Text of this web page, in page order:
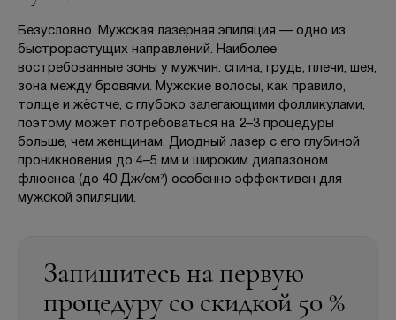
Безусловно. Мужская лазерная эпиляция — одно из
быстрорастущих направлений. Наиболее
востребованные зоны у мужчин: спина, грудь, плечи, шея,
зона между бровями. Мужские волосы, как правило,
толще и жёстче, с глубоко залегающими фолликулами,
поэтому может потребоваться на 2–3 процедуры
больше, чем женщинам. Диодный лазер с его глубиной
проникновения до 4–5 мм и широким диапазоном
флюенса (до 40 Дж/см²) особенно эффективен для
мужской эпиляции.
Запишитесь на первую
процедуру со скидкой 50 %